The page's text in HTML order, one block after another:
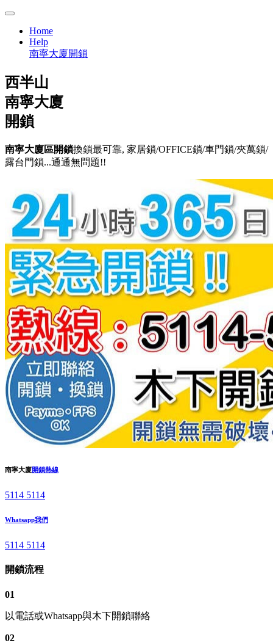
Home
Help
南寧大廈開鎖
西半山
南寧大廈
開鎖
南寧大廈區開鎖換鎖最可靠, 家居鎖/OFFICE鎖/車門鎖/夾萬鎖/
露台門鎖...通通無問題!!
南寧大廈開鎖熱線
5114 5114
Whatsapp我們
5114 5114
開鎖流程
01
以電話或Whatsapp與木下開鎖聯絡
02